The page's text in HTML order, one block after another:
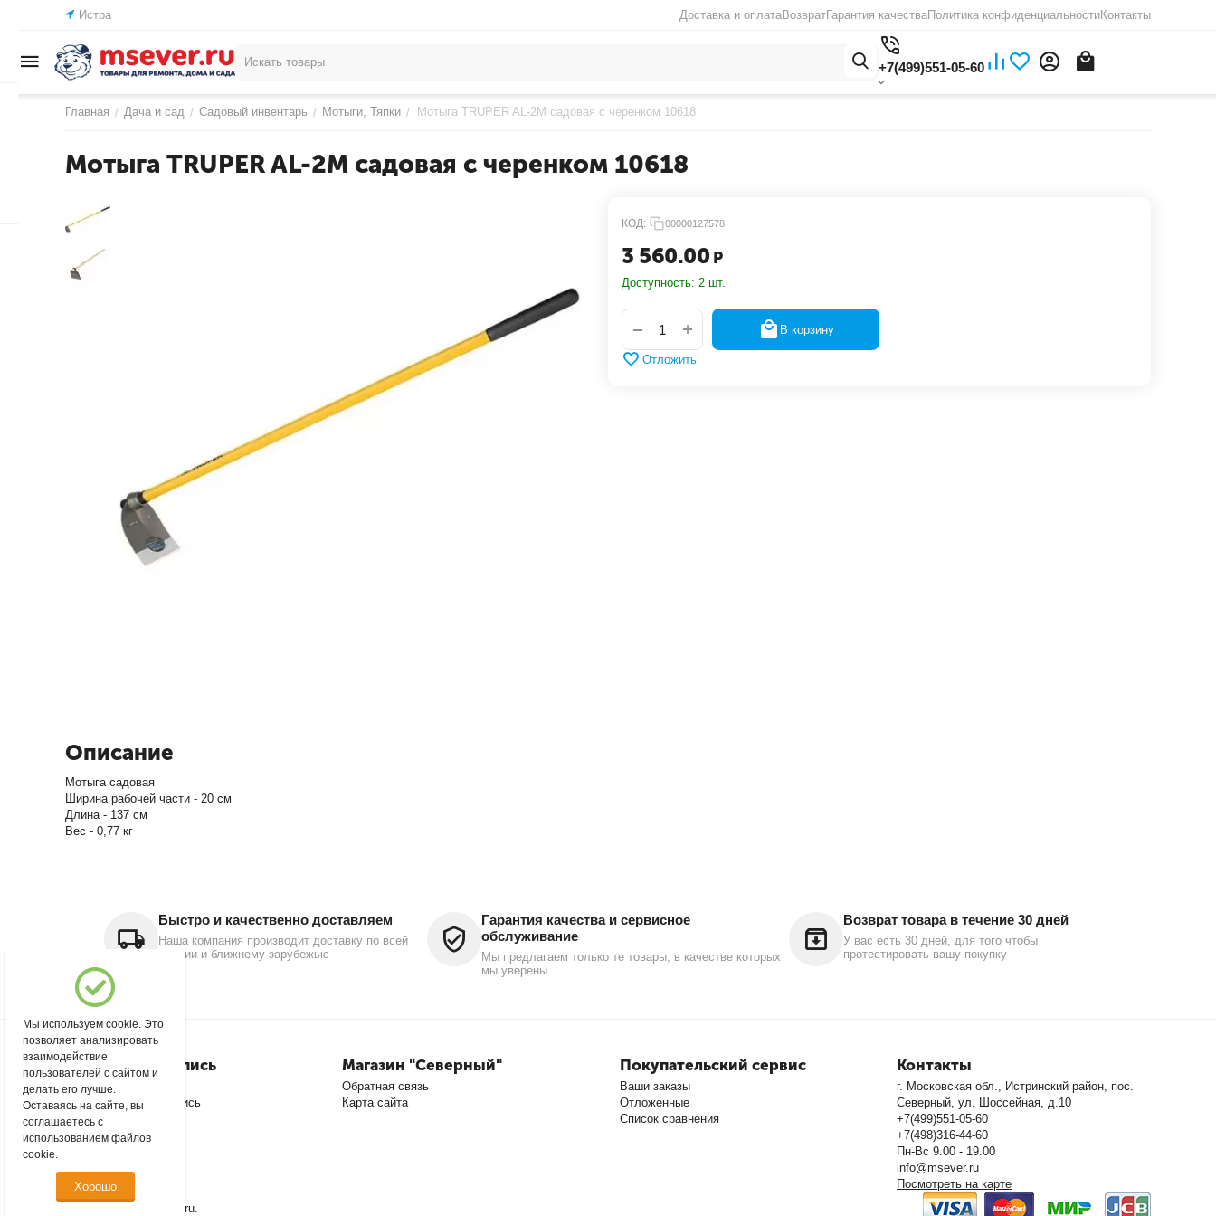
Истра Доставка и оплатаВозвратГарантия качестваПолитика конфиденциальностиКонтакты
+7(499)551-05-60
Главная / Дача и сад / Садовый инвентарь / Мотыги, Тяпки / Мотыга TRUPER AL-2M садовая с черенком 10618
Мотыга TRUPER AL-2M садовая с черенком 10618
КОД: 00000127578
3 560.00 Р
Доступность: 2 шт.
+
− В корзину
Отложить
Описание
Мотыга садовая
Ширина рабочей части - 20 см
Длина - 137 см
Вес - 0,77 кг
Быстро и качественно доставляем
Наша компания производит доставку по всей
России и ближнему зарубежью
Гарантия качества и сервисное
обслуживание
Мы предлагаем только те товары, в качестве которых
мы уверены
Возврат товара в течение 30 дней
У вас есть 30 дней, для того чтобы
протестировать вашу покупку
Моя учетная запись
Войти
Создать учетную запись
Магазин "Северный"
Обратная связь
Карта сайта
Покупательский сервис
Ваши заказы
Отложенные
Список сравнения
Контакты
г. Московская обл., Истринский район, пос.
Северный, ул. Шоссейная, д.10
+7(499)551-05-60
+7(498)316-44-60
Пн-Вс 9.00 - 19.00
info@msever.ru
Посмотреть на карте
© 2004 - 2026 msever.ru.
Мы используем cookie. Это
позволяет анализировать
взаимодействие
пользователей с сайтом и
делать его лучше.
Оставаясь на сайте, вы
соглашаетесь с
использованием файлов
cookie.
Хорошо